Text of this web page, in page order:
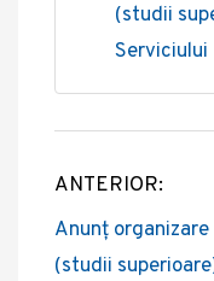
(studii
Serviciului
Post
navigation
ANTERIOR:
Anunț
(studii